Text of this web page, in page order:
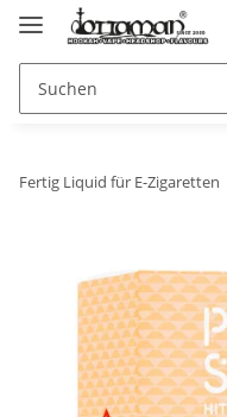
Fertig Liquid für E-Zigaretten